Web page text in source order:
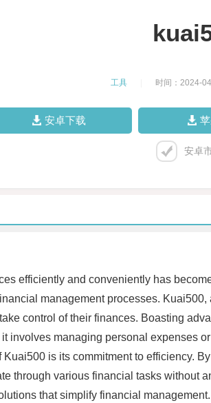
工具 时间：2024-
安卓下载
安卓
efficiently and conveniently has
management processes.
control of their finances. Boasting
involves managing personal expenses
is its commitment to efficiency.
through various financial tasks
that simplify financial